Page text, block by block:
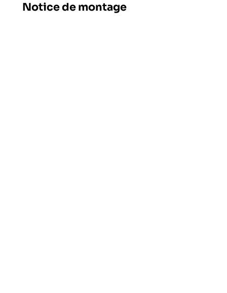
Notice de montage